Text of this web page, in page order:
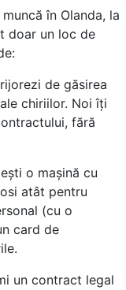
în Olanda, la
doar un loc de
de găsirea
chiriilor. Noi îți
fără
o mașină cu
atât pentru
(cu o
card de
un contract legal